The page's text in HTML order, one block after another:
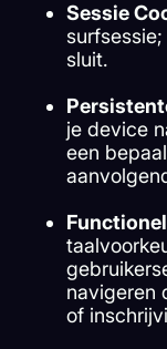
Sessie
sluit.
je device
een
navigeren
of